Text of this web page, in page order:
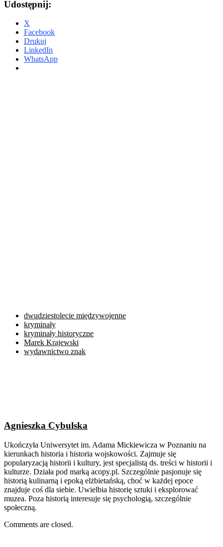
Udostępnij:
X
Facebook
Drukuj
LinkedIn
WhatsApp
dwudziestolecie międzywojenne
kryminały
kryminały historyczne
Marek Krajewski
wydawnictwo znak
Agnieszka Cybulska
Ukończyła Uniwersytet im. Adama Mickiewicza w Poznaniu na
kierunkach historia i historia wojskowości. Zajmuje się
popularyzacją historii i kultury, jest specjalistą ds. treści w historii i
kulturze. Działa pod marką acopy.pl. Szczególnie pasjonuje się
historią kulinarną i epoką elżbietańską, choć w każdej epoce
znajduje coś dla siebie. Uwielbia historię sztuki i eksplorować
muzea. Poza historią interesuje się psychologią, szczególnie
społeczną.
Comments are closed.